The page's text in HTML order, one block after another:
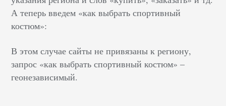
А теперь введем «как выбрать спортивный
костюм»:
В этом случае сайты не привязаны к региону,
запрос «как выбрать спортивный костюм» –
геонезависимый.